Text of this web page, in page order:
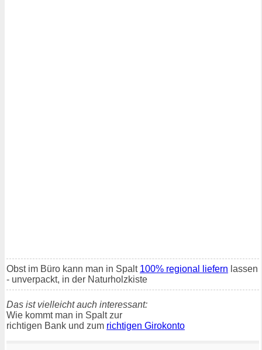
Obst im Büro kann man in Spalt 100% regional liefern lassen
- unverpackt, in der Naturholzkiste
Das ist vielleicht auch interessant:
Wie kommt man in Spalt zur
richtigen Bank und zum richtigen Girokonto